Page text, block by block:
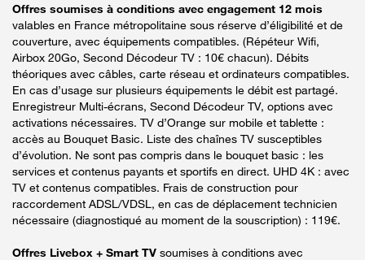
Offres soumises à conditions avec engagement 12 mois
valables en France métropolitaine sous réserve d’éligibilité et de
couverture, avec équipements compatibles. (Répéteur Wifi,
Airbox 20Go, Second Décodeur TV : 10€ chacun). Débits
théoriques avec câbles, carte réseau et ordinateurs compatibles.
En cas d’usage sur plusieurs équipements le débit est partagé.
Enregistreur Multi-écrans, Second Décodeur TV, options avec
activations nécessaires. TV d’Orange sur mobile et tablette :
accès au Bouquet Basic. Liste des chaînes TV susceptibles
d’évolution. Ne sont pas compris dans le bouquet basic : les
services et contenus payants et sportifs en direct. UHD 4K : avec
TV et contenus compatibles. Frais de construction pour
raccordement ADSL/VDSL, en cas de déplacement technicien
nécessaire (diagnostiqué au moment de la souscription) : 119€.
Offres Livebox + Smart TV soumises à conditions avec